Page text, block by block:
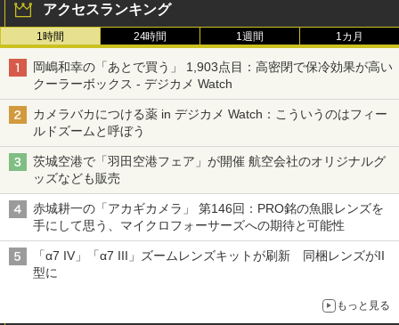
アクセスランキング
1時間 24時間 1週間 1カ月
岡嶋和幸の「あとで買う」 1,903点目：高密閉で保冷効果が高い
クーラーボックス - デジカメ Watch
カメラバカにつける薬 in デジカメ Watch：こういうのはフィー
ルドズームと呼ぼう
茨城空港で「羽田空港フェア」が開催 航空会社のオリジナルグ
ッズなども販売
赤城耕一の「アカギカメラ」 第146回：PRO銘の魚眼レンズを
手にして思う、マイクロフォーサーズへの期待と可能性
「α7 IV」「α7 III」ズームレンズキットが刷新 同梱レンズがII
型に
もっと見る